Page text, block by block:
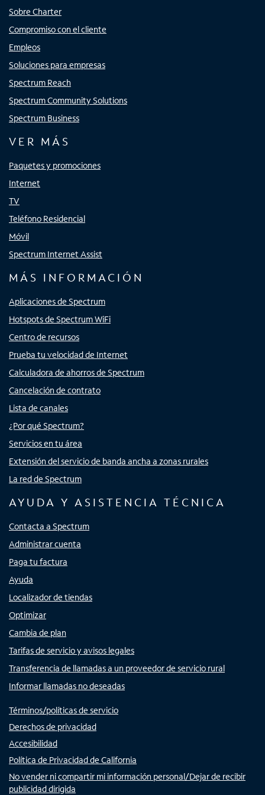
Sobre Charter
Compromiso con el cliente
Empleos
Soluciones para empresas
Spectrum Reach
Spectrum Community Solutions
Spectrum Business
VER MÁS
Paquetes y promociones
Internet
TV
Teléfono Residencial
Móvil
Spectrum Internet Assist
MÁS INFORMACIÓN
Aplicaciones de Spectrum
Hotspots de Spectrum WiFi
Centro de recursos
Prueba tu velocidad de Internet
Calculadora de ahorros de Spectrum
Cancelación de contrato
Lista de canales
¿Por qué Spectrum?
Servicios en tu área
Extensión del servicio de banda ancha a zonas rurales
La red de Spectrum
AYUDA Y ASISTENCIA TÉCNICA
Contacta a Spectrum
Administrar cuenta
Paga tu factura
Ayuda
Localizador de tiendas
Optimizar
Cambia de plan
Tarifas de servicio y avisos legales
Transferencia de llamadas a un proveedor de servicio rural
Informar llamadas no deseadas
Términos/políticas de servicio
Derechos de privacidad
Accesibilidad
Política de Privacidad de California
No vender ni compartir mi información personal/Dejar de recibir
publicidad dirigida